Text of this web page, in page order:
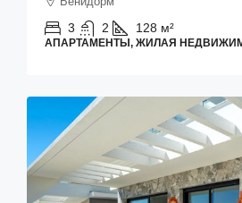
3 2 128 м²
АПАРТАМЕНТЫ, ЖИЛАЯ